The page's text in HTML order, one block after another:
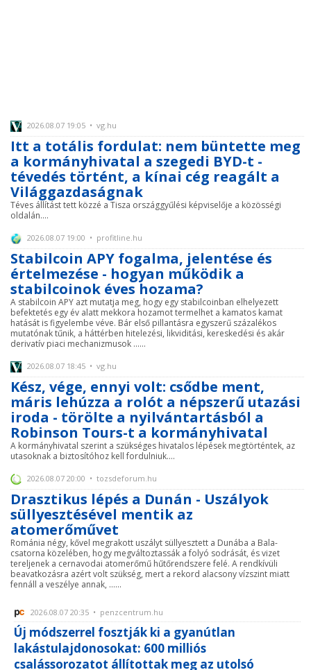
2026.08.07 19:05 • vg.hu
Itt a totális fordulat: nem büntette meg
a kormányhivatal a szegedi BYD-t -
tévedés történt, a kínai cég reagált a
Világgazdaságnak
Téves állítást tett közzé a Tisza országgyűlési képviselője a közösségi
oldalán....
2026.08.07 19:00 • profitline.hu
Stabilcoin APY fogalma, jelentése és
értelmezése - hogyan működik a
stabilcoinok éves hozama?
A stabilcoin APY azt mutatja meg, hogy egy stabilcoinban elhelyezett
befektetés egy év alatt mekkora hozamot termelhet a kamatos kamat
hatását is figyelembe véve. Bár első pillantásra egyszerű százalékos
mutatónak tűnik, a háttérben hitelezési, likviditási, kereskedési és akár
derivatív piaci mechanizmusok ......
2026.08.07 18:45 • vg.hu
Kész, vége, ennyi volt: csődbe ment,
máris lehúzza a rolót a népszerű utazási
iroda - törölte a nyilvántartásból a
Robinson Tours-t a kormányhivatal
A kormányhivatal szerint a szükséges hivatalos lépések megtörténtek, az
utasoknak a biztosítóhoz kell fordulniuk....
2026.08.07 20:00 • tozsdeforum.hu
Drasztikus lépés a Dunán - Uszályok
süllyesztésével mentik az
atomerőművet
Románia négy, kővel megrakott uszályt süllyesztett a Dunába a Bala-
csatorna közelében, hogy megváltoztassák a folyó sodrását, és vizet
tereljenek a cernavodai atomerőmű hűtőrendszere felé. A rendkívüli
beavatkozásra azért volt szükség, mert a rekord alacsony vízszint miatt
fennáll a veszélye annak, ......
2026.08.07 20:35 • penzcentrum.hu
Új módszerrel fosztják ki a gyanútlan
lakástulajdonosokat: 600 milliós
csalássorozatot állítottak meg az utolsó